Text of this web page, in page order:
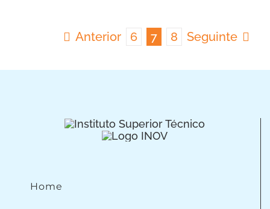
Anterior 6 7 8 Seguinte
Home